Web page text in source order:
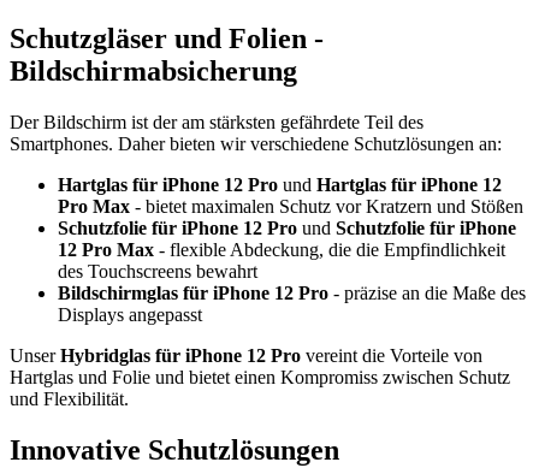
Schutzgläser und Folien -
Bildschirmabsicherung
Der Bildschirm ist der am stärksten gefährdete Teil des
Smartphones. Daher bieten wir verschiedene Schutzlösungen an:
Hartglas für iPhone 12 Pro und Hartglas für iPhone 12
Pro Max - bietet maximalen Schutz vor Kratzern und Stößen
Schutzfolie für iPhone 12 Pro und Schutzfolie für iPhone
12 Pro Max - flexible Abdeckung, die die Empfindlichkeit
des Touchscreens bewahrt
Bildschirmglas für iPhone 12 Pro - präzise an die Maße des
Displays angepasst
UnserHybridglas für iPhone 12 Pro vereint die Vorteile von
Hartglas und Folie und bietet einen Kompromiss zwischen Schutz
und Flexibilität.
Innovative Schutzlösungen